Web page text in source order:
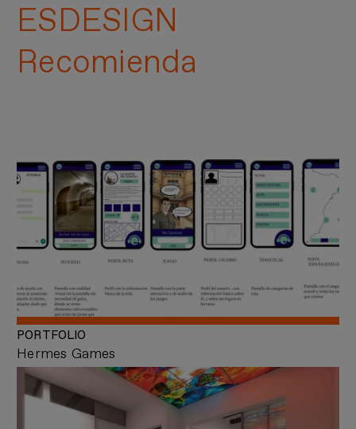
ESDESIGN
Recomienda
Hermes Games
PORTFOLIO